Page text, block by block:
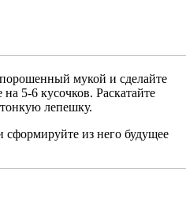
мукой и сделайте
на 5-6 кусочков. Раскатайте
лепешку.
из него будущее